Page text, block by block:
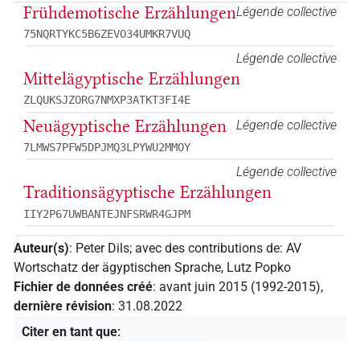
Légende collective
Frühdemotische Erzählungen
75NQRTYKC5B6ZEVO34UMKR7VUQ
Légende collective
Mittelägyptische Erzählungen
ZLQUKSJZORG7NMXP3ATKT3FI4E
Légende collective
Neuägyptische Erzählungen
7LMWS7PFW5DPJMQ3LPYWU2MMOY
Légende collective
Traditionsägyptische Erzählungen
IIY2P67UWBANTEJNFSRWR4GJPM
Auteur(s): Peter Dils; avec des contributions de: AV
Wortschatz der ägyptischen Sprache, Lutz Popko
Fichier de données créé: avant juin 2015 (1992-2015),
dernière révision: 31.08.2022
Citer en tant que: